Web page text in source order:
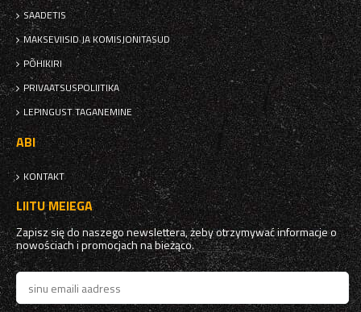
SAADETIS
MAKSEVIISID JA KOMISJONITASUD
PÕHIKIRI
PRIVAATSUSPOLIITIKA
LEPINGUST TAGANEMINE
ABI
KONTAKT
LIITU MEIEGA
Zapisz się do naszego newslettera, żeby otrzymywać informacje o
nowościach i promocjach na bieżąco.